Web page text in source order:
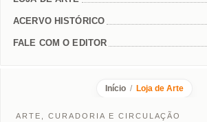
ACERVO HISTÓRICO
FALE COM O EDITOR
Início / Loja de Arte
ARTE, CURADORIA E CIRCULAÇÃO